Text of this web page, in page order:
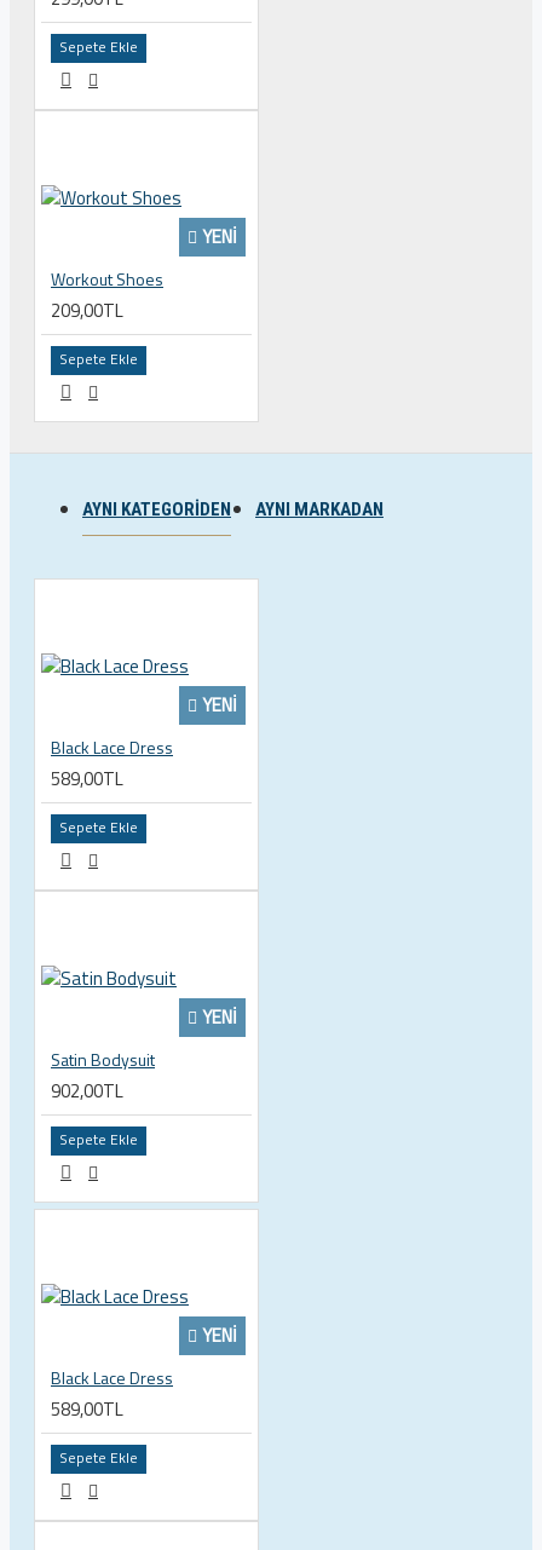
Sepete Ekle
YENI
Workout Shoes
209,00TL
Sepete Ekle
AYNI KATEGORIDEN AYNI MARKADAN
YENI
Black Lace Dress
589,00TL
Sepete Ekle
YENI
Satin Bodysuit
902,00TL
Sepete Ekle
YENI
Black Lace Dress
589,00TL
Sepete Ekle